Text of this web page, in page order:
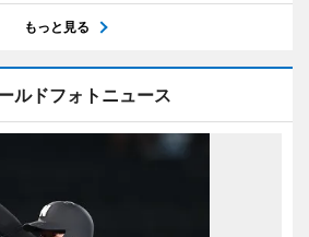
もっと見る
ルドフォトニュース